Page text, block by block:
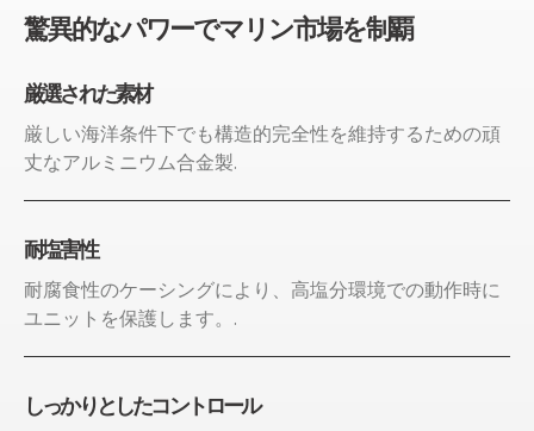
驚異的なパワーでマリン市場を制覇
厳選された素材
厳しい海洋条件下でも構造的完全性を維持するための頑
丈なアルミニウム合金製.
耐塩害性
耐腐食性のケーシングにより、高塩分環境での動作時に
ユニットを保護します。.
しっかりとしたコントロール